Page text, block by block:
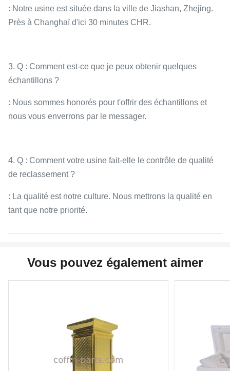
: Notre usine est située dans la ville de Jiashan, Zhejing.
Près à Changhaï d'ici 30 minutes CHR.
3. Q : Comment est-ce que je peux obtenir quelques
échantillons ?
: Nous sommes honorés pour t'offrir des échantillons et
nous vous enverrons par le messager.
4. Q : Comment votre usine fait-elle le contrôle de qualité
de reclassement ?
: La qualité est notre culture. Nous mettrons la qualité en
tant que notre priorité.
Vous pouvez également aimer